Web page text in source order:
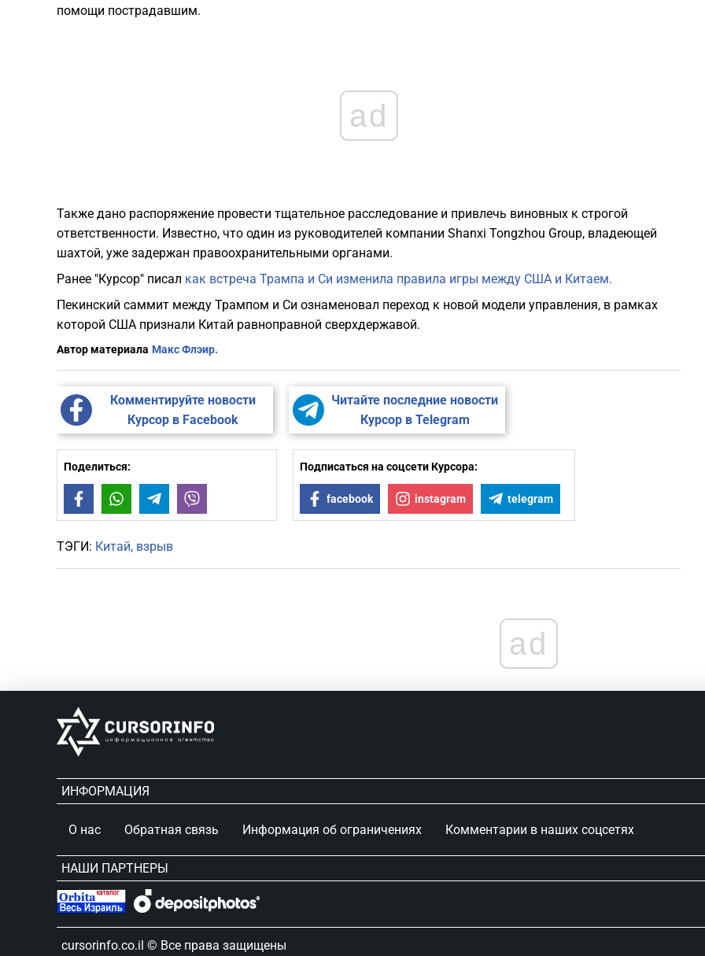
помощи пострадавшим.
ad
Также дано распоряжение провести тщательное расследование и привлечь виновных к строгой
ответственности. Известно, что один из руководителей компании Shanxi Tongzhou Group, владеющей
шахтой, уже задержан правоохранительными органами.
Ранее "Курсор" писал как встреча Трампа и Си изменила правила игры между США и Китаем.
Пекинский саммит между Трампом и Си ознаменовал переход к новой модели управления, в рамках
которой США признали Китай равноправной сверхдержавой.
Автор материала Макс Флэир.
Комментируйте новости
Курсор в Facebook
Читайте последние новости
Курсор в Telegram
Поделиться:
FacebookWhatsAppTelegram
Подписаться на соцсети Курсора:
facebook instagram telegram
ТЭГИ: Китай взрыв
ad
ИНФОРМАЦИЯ
О нас Обратная связь Информация об ограничениях Комментарии в наших соцсетях
НАШИ ПАРТНЕРЫ
сursorinfo.co.il © Все права защищены